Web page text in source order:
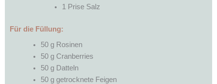
1 Prise Salz
Für die Füllung:
50 g Rosinen
50 g Cranberries
50 g Datteln
50 g getrocknete Feigen